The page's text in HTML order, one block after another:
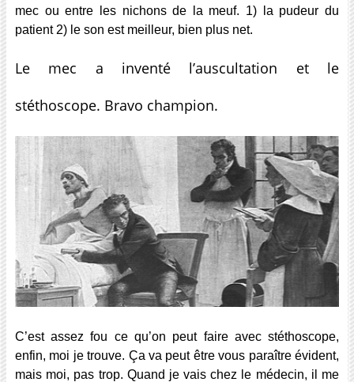
mec ou entre les nichons de la meuf. 1) la pudeur du
patient 2) le son est meilleur, bien plus net.
Le mec a inventé l’auscultation et le
stéthoscope. Bravo champion.
C’est assez fou ce qu’on peut faire avec stéthoscope,
enfin, moi je trouve. Ça va peut être vous paraître évident,
mais moi, pas trop. Quand je vais chez le médecin, il me